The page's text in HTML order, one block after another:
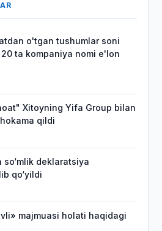
o'tgan tushumlar soni
ta kompaniya nomi e'lon
Xitoyning Yifa Group bilan
qildi
deklaratsiya
qo‘yildi
majmuasi holati haqidagi